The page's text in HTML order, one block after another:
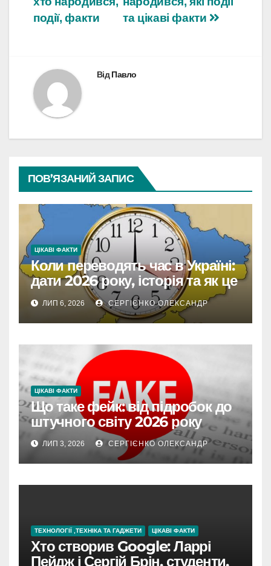
записів
та цікаві факти
події, факти
ВідПавло
ПОВ’ЯЗАНИЙ ЗАПИС
ЦІКАВІ ФАКТИ
Коли переводять час в Україні:
дати 2026 року, історія та як це
впливає на життя
ЛИП 6, 2026 СЕРГІЄНКО ОЛЕКСАНДР
ЦІКАВІ ФАКТИ
Що таке фейк: від підробок до
штучного світу 2026 року
ЛИП 3, 2026 СЕРГІЄНКО ОЛЕКСАНДР
ТЕХНОЛОГІЇ ,ТЕХНІКА ТА ГАДЖЕТИ ЦІКАВІ ФАКТИ
Хто створив Google: Ларрі
Пейдж і Сергій Брін, студенти,